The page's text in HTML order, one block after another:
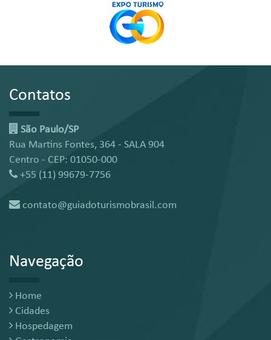
Contatos
São Paulo/SP
Rua Martins Fontes, 364 - SALA 904
Centro - CEP: 01050-000
+55 (11) 99679-7756
contato@guiadoturismobrasil.com
Navegação
Home
Cidades
Hospedagem